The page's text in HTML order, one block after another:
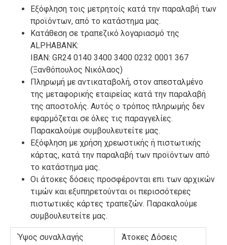
Εξόφληση τοις μετρητοίς κατά την παραλαβή των
προϊόντων, από το κατάστημα μας.
Κατάθεση σε τραπεζικό λογαριασμό της
ALPHABANK:
ΙΒΑΝ: GR24 0140 3400 3400 0232 0001 367
(Ξανθόπουλος Νικόλαος)
Πληρωμή με αντικαταβολή, στον απεσταλμένο
της μεταφορικής εταιρείας κατά την παραλαβή
της αποστολής. Αυτός ο τρόπος πληρωμής δεν
εφαρμόζεται σε όλες τις παραγγελίες.
Παρακαλούμε συμβουλευτείτε μας.
Εξόφληση με χρήση χρεωστικής ή πιστωτικής
κάρτας, κατά την παραλαβή των προϊόντων από
το κατάστημα μας.
Οι άτοκες δόσεις προσφέρονται επι των αρχικών
τιμών και εξυπηρετούνται οι περισσότερες
πιστωτικές κάρτες τραπεζών. Παρακαλούμε
συμβουλευτείτε μας.
Ύψος συναλλαγής Άτοκες Δόσεις